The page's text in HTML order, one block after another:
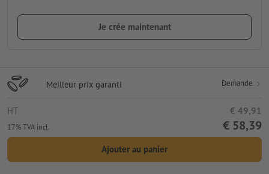
Je crée maintenant
Meilleur prix garanti Demande
HT € 49,91
17% TVA incl. € 58,39
Ajouter au panier